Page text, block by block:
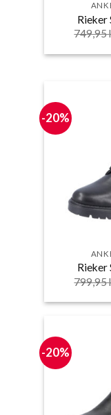
Rieker
749,95
-20%
Rieker
799,95
-20%